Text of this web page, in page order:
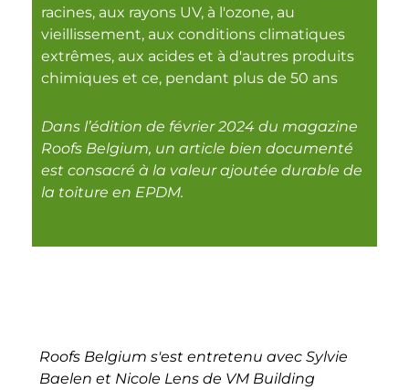
racines, aux rayons UV, à l'ozone, au
vieillissement, aux conditions climatiques
extrêmes, aux acides et à d'autres produits
chimiques et ce, pendant plus de 50 ans
Dans l’édition de février 2024 du magazine
Roofs Belgium, un article bien documenté
est consacré à la valeur ajoutée durable de
la toiture en EPDM.
Roofs Belgium s'est entretenu avec Sylvie
Baelen et Nicole Lens de VM Building